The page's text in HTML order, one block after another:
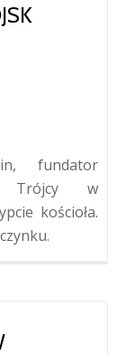
fundator
Trójcy w
kościoła.